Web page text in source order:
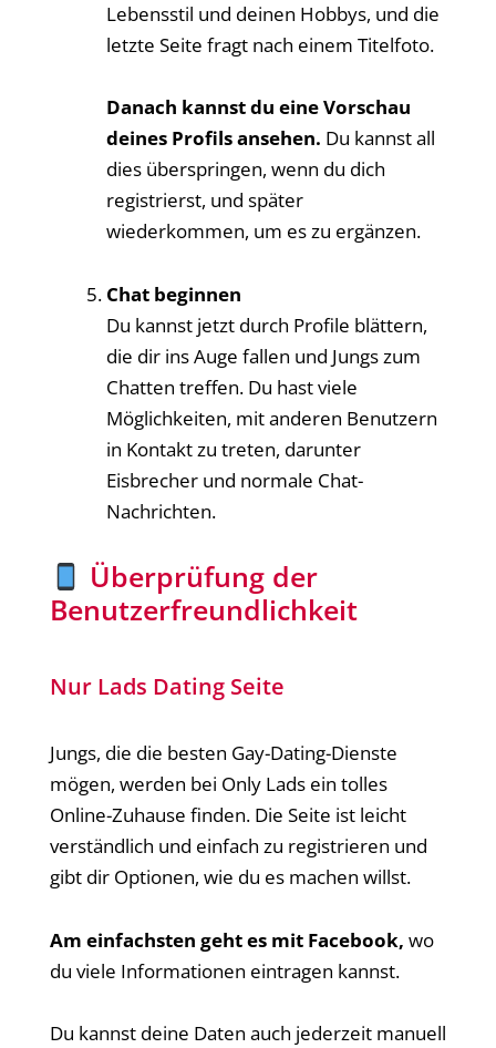
Lebensstil und deinen Hobbys, und die
letzte Seite fragt nach einem Titelfoto.
Danach kannst du eine Vorschau
deines Profils ansehen. Du kannst all
dies überspringen, wenn du dich
registrierst, und später
wiederkommen, um es zu ergänzen.
Chat beginnen
Du kannst jetzt durch Profile blättern,
die dir ins Auge fallen und Jungs zum
Chatten treffen. Du hast viele
Möglichkeiten, mit anderen Benutzern
in Kontakt zu treten, darunter
Eisbrecher und normale Chat-
Nachrichten.
Überprüfung der
Benutzerfreundlichkeit
Nur Lads Dating Seite
Jungs, die die besten Gay-Dating-Dienste
mögen, werden bei Only Lads ein tolles
Online-Zuhause finden. Die Seite ist leicht
verständlich und einfach zu registrieren und
gibt dir Optionen, wie du es machen willst.
Am einfachsten geht es mit Facebook, wo
du viele Informationen eintragen kannst.
Du kannst deine Daten auch jederzeit manuell